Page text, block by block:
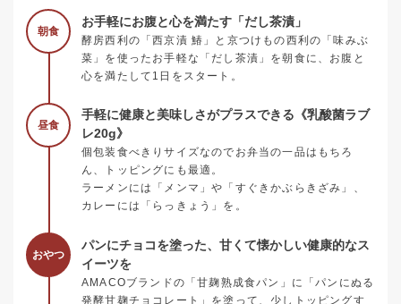
朝食
お手軽にお腹と心を満たす「だし茶漬」
酵房西利の「西京漬 鰆」と京つけもの西利の「味みぶ
菜」を使ったお手軽な「だし茶漬」を朝食に、お腹と
心を満たして1日をスタート。
昼食
手軽に健康と美味しさがプラスできる《乳酸菌ラブ
レ20g》
個包装食べきりサイズなのでお弁当の一品はもちろ
ん、トッピングにも最適。
ラーメンには「メンマ」や「すぐきかぶらきざみ」、
カレーには「らっきょう」を。
おやつ
パンにチョコを塗った、甘くて懐かしい健康的なス
イーツを
AMACOブランドの「甘麹熟成食パン」に「パンにぬる
発酵甘麹チョコレート」を塗って、少しトッピングす